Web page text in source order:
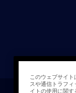
このウェブサイ
スや通信トラフィ
イトの使用に関す